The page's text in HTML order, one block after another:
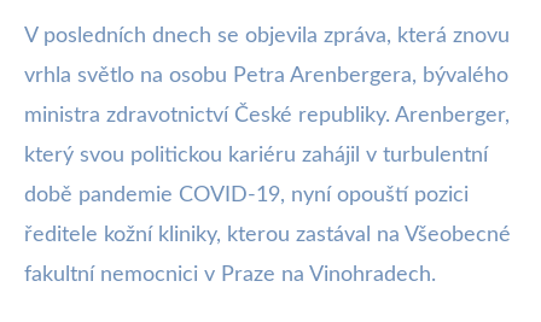
zdravotnictví?
V posledních dnech se objevila zpráva, která znovu
vrhla světlo na osobu Petra Arenbergera, bývalého
ministra zdravotnictví České republiky. Arenberger,
který svou politickou kariéru zahájil v turbulentní
době pandemie COVID-19, nyní opouští pozici
ředitele kožní kliniky, kterou zastával na Všeobecné
fakultní nemocnici v Praze na Vinohradech.